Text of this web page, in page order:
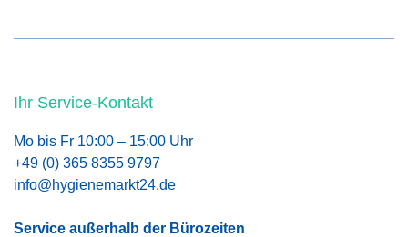
Ihr Service-Kontakt
Mo bis Fr 10:00 – 15:00 Uhr
+49 (0) 365 8355 9797
info@hygienemarkt24.de
Service außerhalb der Bürozeiten